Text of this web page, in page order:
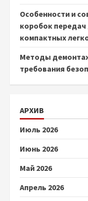
Особенности и
коробок
компактных
Методы
требования
АРХИВ
Июль 2026
Июнь 2026
Май 2026
Апрель 2026